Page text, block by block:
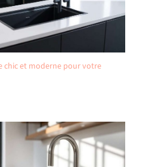
chic et moderne pour votre